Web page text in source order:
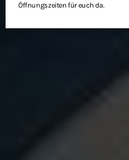
Öffnungszeiten für euch da.